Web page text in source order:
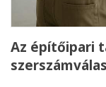
Az építőipari